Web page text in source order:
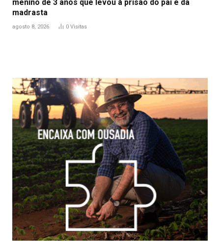
menino de 3 anos que levou à prisão do pai e da
madrasta
agosto 8, 2026 0 Visitas